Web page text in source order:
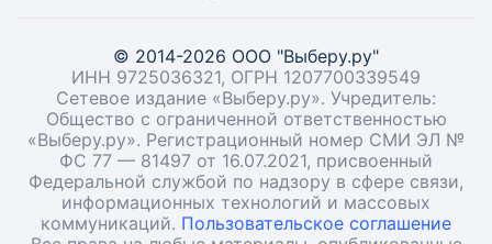
© 2014-2026 ООО "Выберу.ру"
ИНН 9725036321, ОГРН 1207700339549
Сетевое издание «Выберу.ру». Учредитель:
Общество с ограниченной ответственностью
«Выберу.ру». Регистрационный номер СМИ ЭЛ №
ФС 77 — 81497 от 16.07.2021, присвоенный
Федеральной службой по надзору в сфере связи,
информационных технологий и массовых
коммуникаций. Пользовательское соглашение